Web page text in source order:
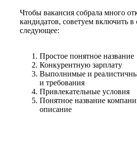
Чтобы вакансия собрала много
кандидатов, советуем включить в
следующее:
Простое понятное название
Конкурентную зарплату
Выполнимые и
и требования
Привлекательные условия
Понятное название
описание